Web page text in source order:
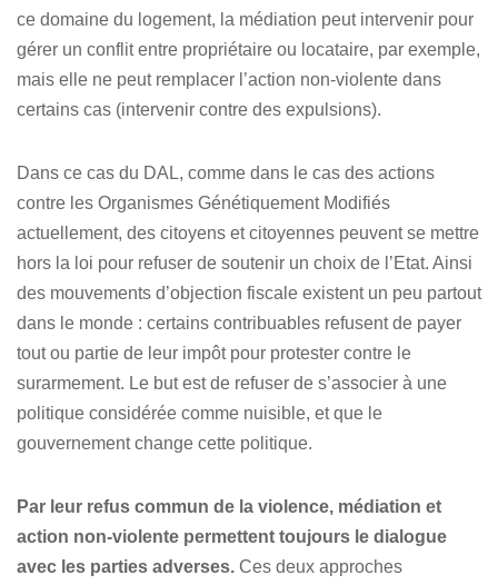
ce domaine du logement, la médiation peut intervenir pour
gérer un conflit entre propriétaire ou locataire, par exemple,
mais elle ne peut remplacer l’action non-violente dans
certains cas (intervenir contre des expulsions).
Dans ce cas du DAL, comme dans le cas des actions
contre les Organismes Génétiquement Modifiés
actuellement, des citoyens et citoyennes peuvent se mettre
hors la loi pour refuser de soutenir un choix de l’Etat. Ainsi
des mouvements d’objection fiscale existent un peu partout
dans le monde : certains contribuables refusent de payer
tout ou partie de leur impôt pour protester contre le
surarmement. Le but est de refuser de s’associer à une
politique considérée comme nuisible, et que le
gouvernement change cette politique.
Par leur refus commun de la violence, médiation et
action non-violente permettent toujours le dialogue
avec les parties adverses. Ces deux approches